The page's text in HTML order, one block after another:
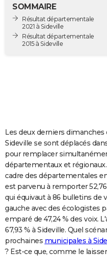
Destinations
City break
Voyage nature
Voyage de noces
Forum
Climat
GUIDES D'ACHAT
COPAINS D'AVANT
Se connecter
Entreprises
Service militaire
Avis de recherche
AVIS DE DÉCÈS
FORUM
Bricolage
Lifestyle
Culture
Sport
Auto
Television
Voyage
Cinema
SOMMAIRE
Résultat départementale
2021 à Sideville
Résultat départementale
2015 à Sideville
Les deux derniers dimanches
Sideville se sont déplacés
pour remplacer
départementaux et
cadre des départementales
est parvenu à remporter
qui équivaut à 86 bulletins de
gauche avec des écologistes
emparé de 47,24 % des voix.
67,93 % à Sideville. Quel
prochaines municipales à
? Est-ce que, comme le